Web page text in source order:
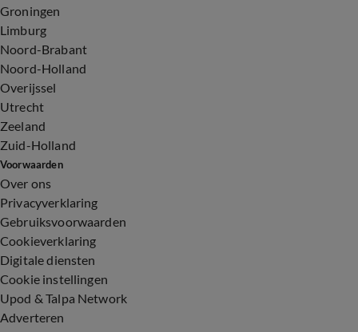
Groningen
Limburg
Noord-Brabant
Noord-Holland
Overijssel
Utrecht
Zeeland
Zuid-Holland
Voorwaarden
Over ons
Privacyverklaring
Gebruiksvoorwaarden
Cookieverklaring
Digitale diensten
Cookie instellingen
Upod & Talpa Network
Adverteren